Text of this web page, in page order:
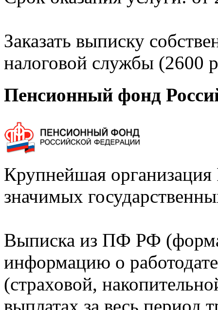
Заказать выписку
налоговой службы (2600
Пенсионный фонд
Крупнейшая
значимых
Выписка из ПФ РФ
информацию о
(страховой,
выплатах за весь период